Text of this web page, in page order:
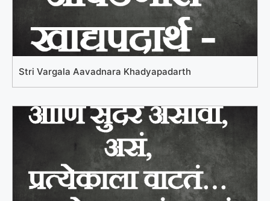
Stri Vargala Aavadnara Khadyapadarth